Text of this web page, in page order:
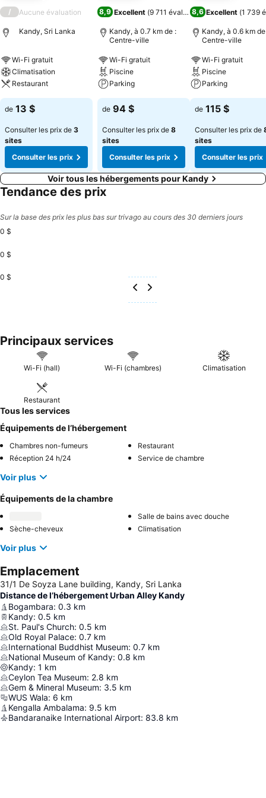
/ Aucune évaluation
Kandy, Sri Lanka
Wi-Fi gratuit
Climatisation
Restaurant
de 13 $
Consulter les prix de 3
sites
Consulter les prix
8,9 Excellent (9 711 évaluations)
Kandy, à 0.7 km de :
Centre-ville
Wi-Fi gratuit
Piscine
Parking
de 94 $
Consulter les prix de 8
sites
Consulter les prix
8,6 Excellent (1 739
Kandy, à 0.6 km
Centre-ville
Wi-Fi gratuit
Piscine
Parking
de 115 $
Consulter les prix de
sites
Consulter les prix
Voir tous les hébergements pour Kandy
Tendance des prix
Sur la base des prix les plus bas sur trivago au cours des 30 derniers jours
0 $
0 $
0 $
Principaux services
Wi-Fi (hall) Wi-Fi (chambres) Climatisation
Restaurant
Tous les services
Équipements de l’hébergement
Chambres non-fumeurs
Restaurant
Réception 24 h/24
Service de chambre
Voir plus
Équipements de la chambre
Salle de bains avec douche
Sèche-cheveux
Climatisation
Voir plus
Emplacement
31/1 De Soyza Lane building, Kandy, Sri Lanka
Distance de l’hébergement Urban Alley Kandy
Bogambara: 0.3 km
Kandy: 0.5 km
St. Paul's Church: 0.5 km
Old Royal Palace: 0.7 km
International Buddhist Museum: 0.7 km
National Museum of Kandy: 0.8 km
Kandy: 1 km
Ceylon Tea Museum: 2.8 km
Gem & Mineral Museum: 3.5 km
WUS Wala: 6 km
Kengalla Ambalama: 9.5 km
Bandaranaike International Airport: 83.8 km